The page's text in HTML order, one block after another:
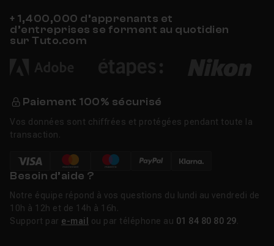
+ 1,400,000 d’apprenants et
d’entreprises se forment au quotidien
sur Tuto.com
Paiement 100% sécurisé
Vos données sont chiffrées et protégées pendant toute la
transaction.
Besoin d’aide ?
Notre équipe répond à vos questions du lundi au vendredi de
10h à 12h et de 14h à 16h.
Support par e-mail ou par téléphone au 01 84 80 80 29